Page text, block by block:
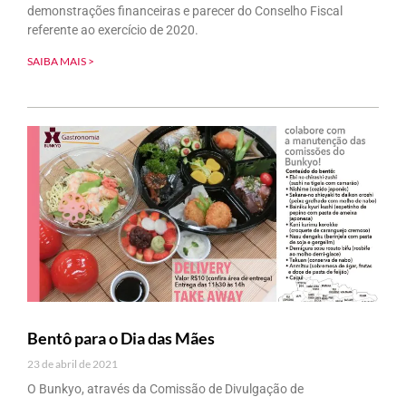
demonstrações financeiras e parecer do Conselho Fiscal
referente ao exercício de 2020.
SAIBA MAIS >
Bentô para o Dia das Mães
23 de abril de 2021
O Bunkyo, através da Comissão de Divulgação de